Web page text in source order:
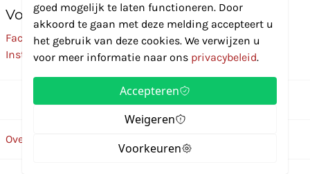
Volg Ons
Facebook
Instagram
Over ons
goed mogelijk te laten functioneren. Door
akkoord te gaan met deze melding accepteert u
het gebruik van deze cookies. We verwijzen u
voor meer informatie naar ons privacybeleid.
Accepteren
Weigeren
Voorkeuren